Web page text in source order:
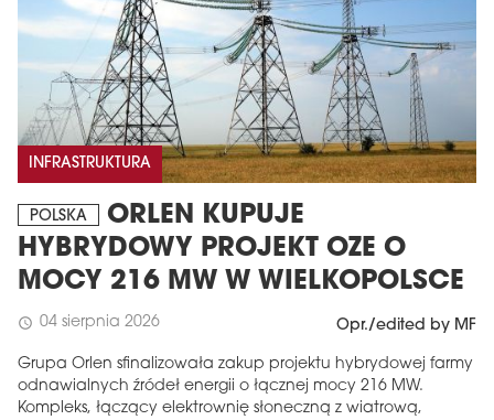
INFRASTRUKTURA
POLSKA
ORLEN KUPUJE
HYBRYDOWY PROJEKT OZE O
MOCY 216 MW W WIELKOPOLSCE
schedule 04 sierpnia 2026 Opr./edited by MF
Grupa Orlen sfinalizowała zakup projektu hybrydowej farmy
odnawialnych źródeł energii o łącznej mocy 216 MW.
Kompleks, łączący elektrownię słoneczną z wiatrową,
MAGAZYN
Wydanie 6 (308)
Więcej w tym wydaniu
arrow_forward
Zamów teraz!